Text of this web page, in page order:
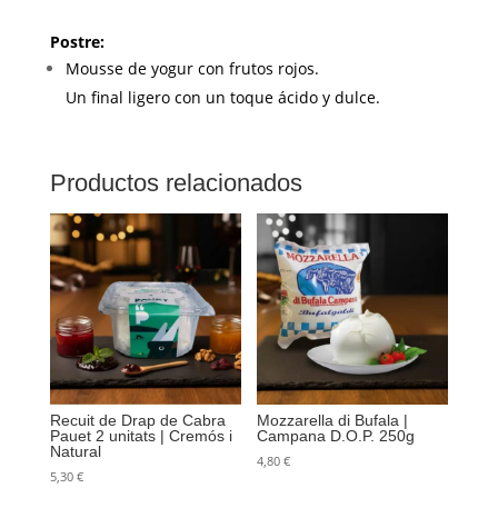
Postre:
Mousse de yogur con frutos rojos.
Un final ligero con un toque ácido y dulce.
Productos relacionados
Recuit de Drap de Cabra
Pauet 2 unitats | Cremós i
Natural
5,30 €
Mozzarella di Bufala |
Campana D.O.P. 250g
4,80€